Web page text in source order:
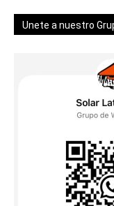
Unete a nuestro